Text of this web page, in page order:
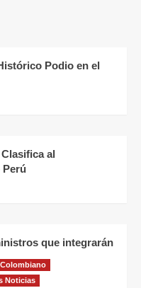
Podio en el
al
Perú
que integrarán
Noticias